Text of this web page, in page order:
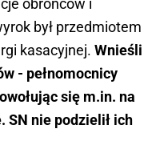
obrońców i
był przedmiotem
kasacyjnej. Wnieśli
- pełnomocnicy
się m.in. na
SN nie podzielił ich